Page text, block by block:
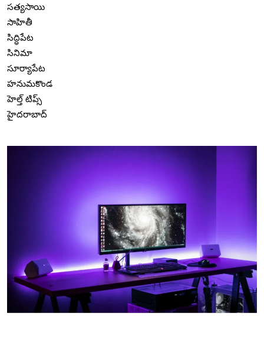
సత్యసాయి
సాహితీ
సిద్ధిపేట
సినిమా
సూర్యాపేట
హనుమకొండ
హెల్త్ టిప్స్
హైదరాబాద్